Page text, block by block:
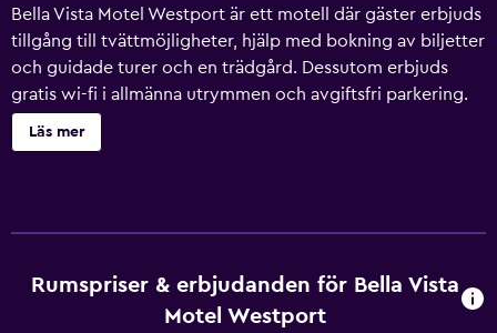
Bella Vista Motel Westport är ett motell där gäster erbjuds
tillgång till tvättmöjligheter, hjälp med bokning av biljetter
och guidade turer och en trädgård. Dessutom erbjuds
gratis wi-fi i allmänna utrymmen och avgiftsfri parkering.
Här har gäster även tillgång till utomhusgrill, ett
picknickområde och ett värdeförvaringsskåp i
telefon finns. Dessutom har rummen strykjärn/strykbräda
och bärbara fläktar. Städning sker dagligen.
Läs mer
Rumspriser & erbjudanden för Bella Vista
Motel Westport